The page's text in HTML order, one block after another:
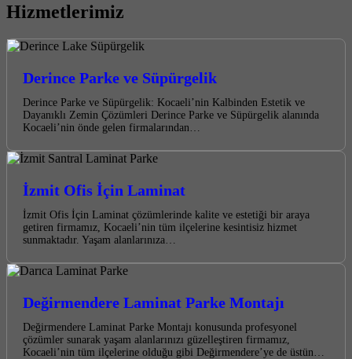
Hizmetlerimiz
Derince Parke ve Süpürgelik
Derince Parke ve Süpürgelik: Kocaeli’nin Kalbinden Estetik ve
Dayanıklı Zemin Çözümleri Derince Parke ve Süpürgelik alanında
Kocaeli’nin önde gelen firmalarından…
İzmit Ofis İçin Laminat
İzmit Ofis İçin Laminat çözümlerinde kalite ve estetiği bir araya
getiren firmamız, Kocaeli’nin tüm ilçelerine kesintisiz hizmet
sunmaktadır. Yaşam alanlarınıza…
Değirmendere Laminat Parke Montajı
Değirmendere Laminat Parke Montajı konusunda profesyonel
çözümler sunarak yaşam alanlarınızı güzelleştiren firmamız,
Kocaeli’nin tüm ilçelerine olduğu gibi Değirmendere’ye de üstün…